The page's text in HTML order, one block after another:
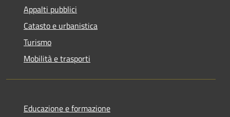
Appalti pubblici
Catasto e urbanistica
Turismo
Mobilità e trasporti
Educazione e formazione